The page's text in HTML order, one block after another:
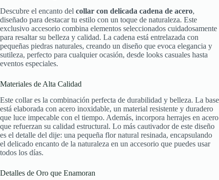
Descubre el encanto del collar con delicada cadena de acero,
diseñado para destacar tu estilo con un toque de naturaleza. Este
exclusivo accesorio combina elementos seleccionados cuidadosamente
para resaltar su belleza y calidad. La cadena está entrelazada con
pequeñas piedras naturales, creando un diseño que evoca elegancia y
sutileza, perfecto para cualquier ocasión, desde looks casuales hasta
eventos especiales.
Materiales de Alta Calidad
Este collar es la combinación perfecta de durabilidad y belleza. La base
está elaborada con acero inoxidable, un material resistente y duradero
que luce impecable con el tiempo. Además, incorpora herrajes en acero
que refuerzan su calidad estructural. Lo más cautivador de este diseño
es el detalle del dije: una pequeña flor natural resinada, encapsulando
el delicado encanto de la naturaleza en un accesorio que puedes usar
todos los días.
Detalles de Oro que Enamoran